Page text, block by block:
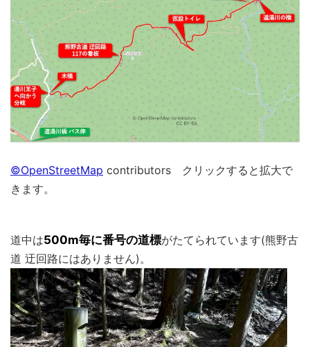
©OpenStreetMap contributors クリックすると拡大で
きます。
道中は500m毎に番号の道標がたてられています(熊野古
道 迂回路にはありません)。